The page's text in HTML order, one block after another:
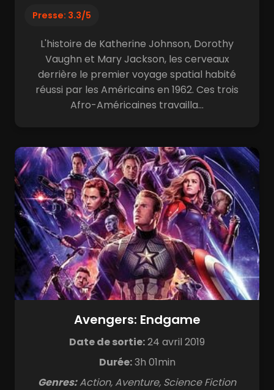
Presse: 3.3/5
L'histoire de Katherine Johnson, Dorothy
Vaughn et Mary Jackson, les cerveaux
derrière le premier voyage spatial habité
réussi par les Américains en 1962. Ces trois
Afro-Américaines travailla...
Avengers: Endgame
Date de sortie:24 avril 2019
Durée:3h 01min
Genres:Action, Aventure, Science Fiction